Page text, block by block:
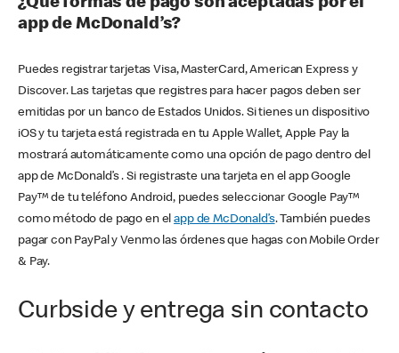
app de McDonald’s?
Puedes registrar tarjetas Visa, MasterCard, American Express y
Discover. Las tarjetas que registres para hacer pagos deben ser
emitidas por un banco de Estados Unidos. Si tienes un dispositivo
iOS y tu tarjeta está registrada en tu Apple Wallet, Apple Pay la
mostrará automáticamente como una opción de pago dentro del
app de McDonald’s . Si registraste una tarjeta en el app Google
Pay™ de tu teléfono Android, puedes seleccionar Google Pay™
como método de pago en elapp de McDonald’s. También puedes
pagar con PayPal y Venmo las órdenes que hagas con Mobile Order
& Pay.
Curbside y entrega sin contacto